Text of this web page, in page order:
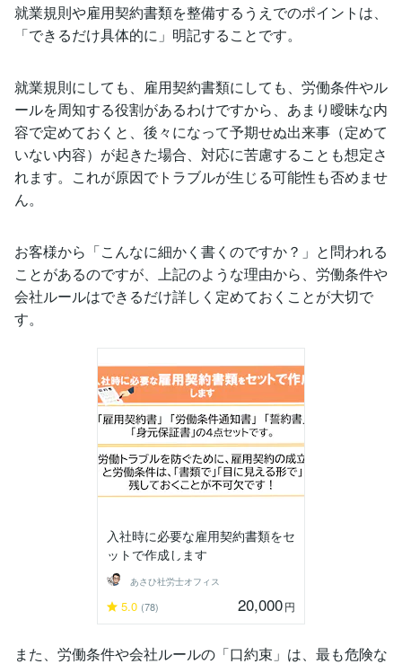
就業規則や雇用契約書類を整備するうえでのポイントは、
「できるだけ具体的に」明記することです。
就業規則にしても、雇用契約書類にしても、労働条件やル
ールを周知する役割があるわけですから、あまり曖昧な内
容で定めておくと、後々になって予期せぬ出来事（定めて
いない内容）が起きた場合、対応に苦慮することも想定さ
れます。これが原因でトラブルが生じる可能性も否めませ
ん。
お客様から「こんなに細かく書くのですか？」と問われる
ことがあるのですが、上記のような理由から、労働条件や
会社ルールはできるだけ詳しく定めておくことが大切で
す。
入社時に必要な雇用契約書類をセ
ットで作成します
あさひ社労士オフィス
5.0 (78) 20,000円
また、労働条件や会社ルールの「口約束」は、最も危険な